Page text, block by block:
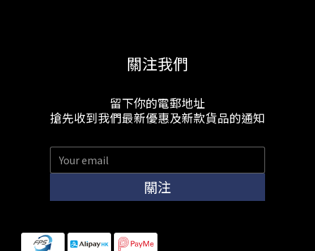
關注我們
留下你的電郵地址
搶先收到我們最新優惠及新款貨品的通知
關注